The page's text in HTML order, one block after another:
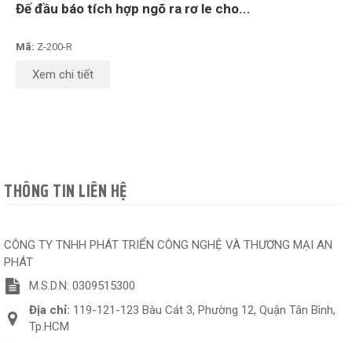
Đế đầu báo tích hợp ngõ ra rơ le cho...
Mã: Z-200-R
Xem chi tiết
THÔNG TIN LIÊN HỆ
CÔNG TY TNHH PHÁT TRIỂN CÔNG NGHỆ VÀ THƯƠNG MẠI AN
PHÁT
M.S.D.N: 0309515300
Địa chỉ: 119-121-123 Bàu Cát 3, Phường 12, Quận Tân Bình,
Tp.HCM